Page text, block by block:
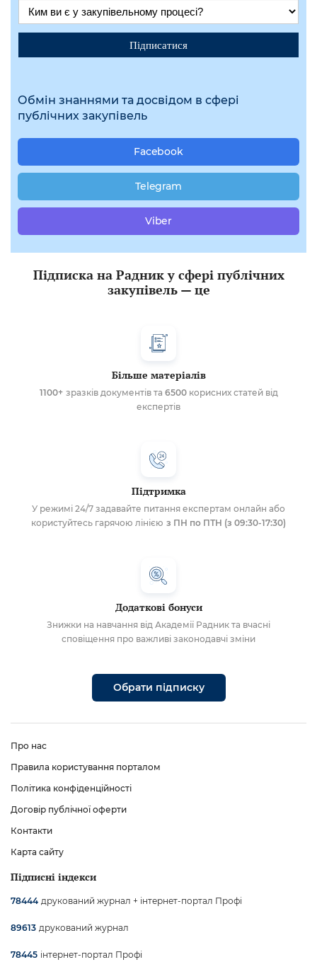
Підписатися
Обмін знаннями та досвідом в сфері
публічних закупівель
Facebook
Telegram
Viber
Підписка на Радник у сфері публічних
закупівель — це
Більше матеріалів
1100+ зразків документів та 6500корисних статей від
експертів
Підтримка
У режимі 24/7 задавайте питання експертам онлайн або
користуйтесь гарячою лінією з ПН по ПТН (з 09:30-17:30)
Додаткові бонуси
Знижки на навчання від Академії Радник та вчасні
сповіщення про важливі законодавчі зміни
Обрати підписку
Про нас
Правила користування порталом
Політика конфіденційності
Договір публічної оферти
Контакти
Карта сайту
Підписні індекси
78444 друкований журнал + інтернет-портал Профі
89613 друкований журнал
78445 інтернет-портал Профі